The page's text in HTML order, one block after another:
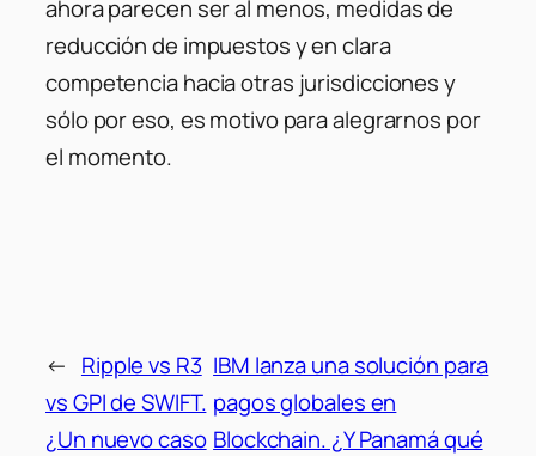
ahora parecen ser al menos, medidas de
reducción de impuestos y en clara
competencia hacia otras jurisdicciones y
sólo por eso, es motivo para alegrarnos por
el momento.
← Ripple vs R3
vs GPI de SWIFT.
¿Un nuevo caso
IBM lanza una solución para
pagos globales en
Blockchain. ¿Y Panamá qué